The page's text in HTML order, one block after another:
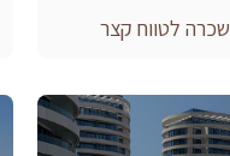
לטווח קצר